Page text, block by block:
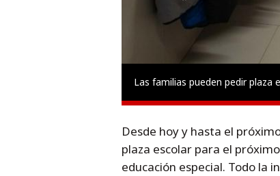
Las familias pueden pedir plaza
Desde hoy y hasta el
plaza escolar para el
educación especial. Todo la